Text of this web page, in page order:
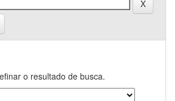
o resultado de busca.